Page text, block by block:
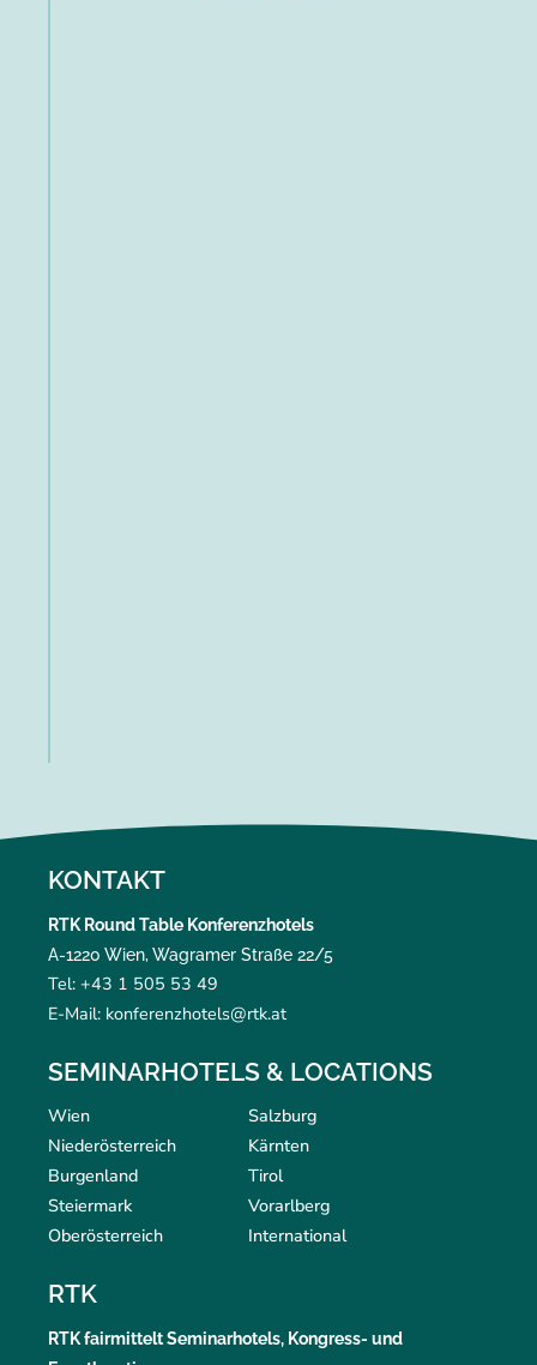
KONTAKT
RTK Round Table Konferenzhotels
A-1220 Wien, Wagramer Straße 22/5
Tel: +43 1 505 53 49
E-Mail: konferenzhotels@rtk.at
SEMINARHOTELS & LOCATIONS
Wien
Niederösterreich
Burgenland
Steiermark
Oberösterreich
Salzburg
Kärnten
Tirol
Vorarlberg
International
RTK
RTKfairmitteltSeminarhotels, Kongress- und